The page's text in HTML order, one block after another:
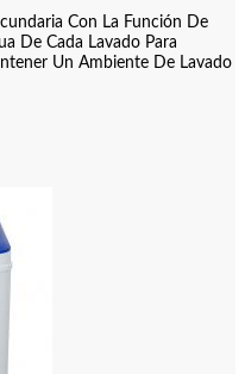
Con La Función De
De Cada Lavado Para
Un Ambiente De Lavado